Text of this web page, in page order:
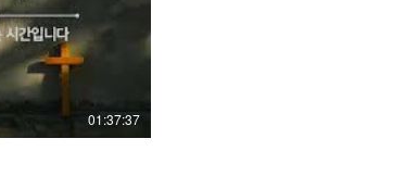
01:37:37